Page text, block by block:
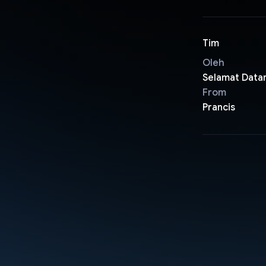
Tim
Oleh
Selamat
From
Prancis